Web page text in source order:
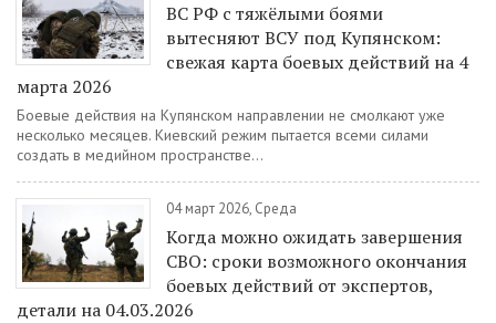
ВС РФ с тяжёлыми боями
вытесняют ВСУ под Купянском:
свежая карта боевых действий на 4
марта 2026
Боевые действия на Купянском направлении не смолкают уже
несколько месяцев. Киевский режим пытается всеми силами
создать в медийном пространстве...
04 март 2026, Среда
Когда можно ожидать завершения
СВО: сроки возможного окончания
боевых действий от экспертов,
детали на 04.03.2026